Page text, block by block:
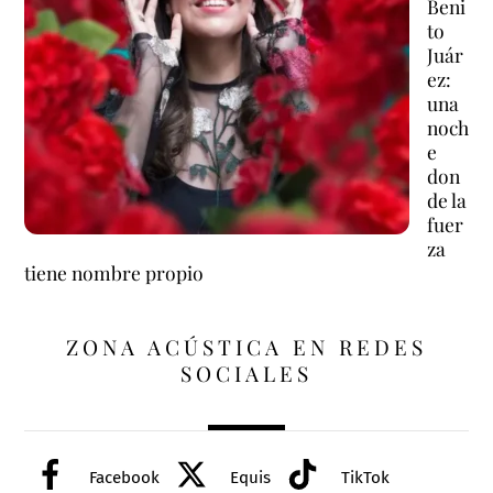
Beni
to
Juár
ez:
una
noch
e
don
de la
fuer
za
tiene nombre propio
ZONA ACÚSTICA EN REDES
SOCIALES
Facebook Equis TikTok